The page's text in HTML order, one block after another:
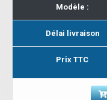
Modèle :
Délai livraison
Prix TTC